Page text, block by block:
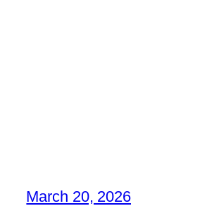
March 20, 2026